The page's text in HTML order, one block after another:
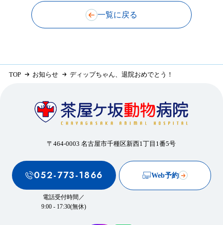
一覧に戻る
TOP お知らせ ディップちゃん、退院おめでとう！
〒464-0003 名古屋市千種区新西1丁目1番5号
052-773-1866
電話受付時間／
9:00 - 17:30(無休)
Web予約